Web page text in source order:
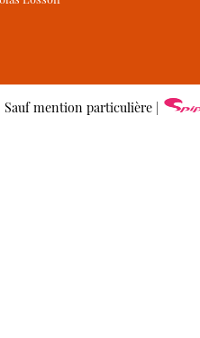
Sauf mention particulière |